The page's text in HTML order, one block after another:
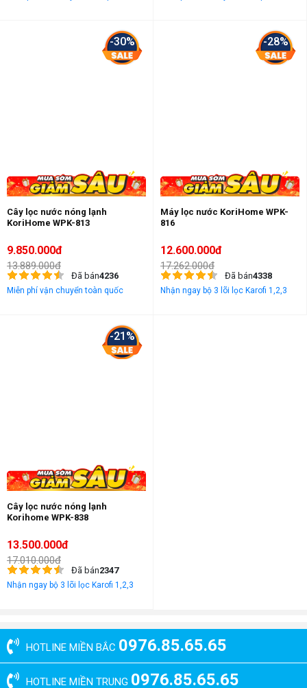
-30%
Cây lọc nước nóng lạnh
KoriHome WPK-813
9.850.000đ
13.889.000đ
Đã bán4236
Miễn phí vận chuyển toàn quốc
-28%
Máy lọc nước KoriHome WPK-
816
12.600.000đ
17.262.000đ
Đã bán4338
Nhận ngay bộ 3 lõi lọc Karofi 1,2,3
-21%
Cây lọc nước nóng lạnh
Korihome WPK-838
13.500.000đ
17.010.000đ
Đã bán2347
Nhận ngay bộ 3 lõi lọc Karofi 1,2,3
HOTLINE MIỀN BẮC 0976.85.65.65
HOTLINE MIỀN TRUNG 0976.85.65.65